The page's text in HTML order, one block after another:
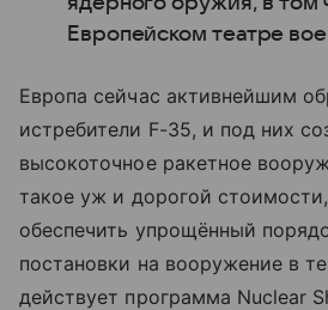
Европейском театре
Европа сейчас активнейшим
истребители F-35, и под них
высокоточное ракетное
такое уж и дорогой
обеспечить упрощённый
постановки на вооружение в
действует программа Nuclear